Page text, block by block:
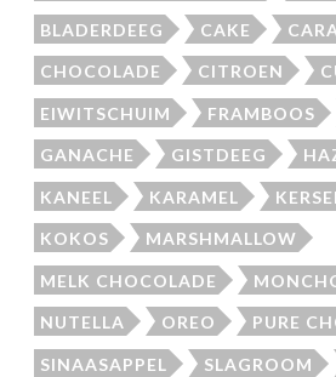
BLADERDEEG CAKE
CHOCOLADE CITROEN
EIWITSCHUIM FRAMBOOS
GANACHE GISTDEEG
KANEEL KARAMEL
KOKOS MARSHMALLOW
MELK CHOCOLADE
NUTELLA OREO PURE
SINAASAPPEL SLAGROOM